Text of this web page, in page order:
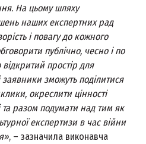
На цьому шляху
наших експертних рад
і повагу до кожного
публічно, чесно і по
простір для
заявники зможуть поділитися
окреслити цінності
та разом подумати над тим як
експертизи в час війни
, – зазначила виконавча